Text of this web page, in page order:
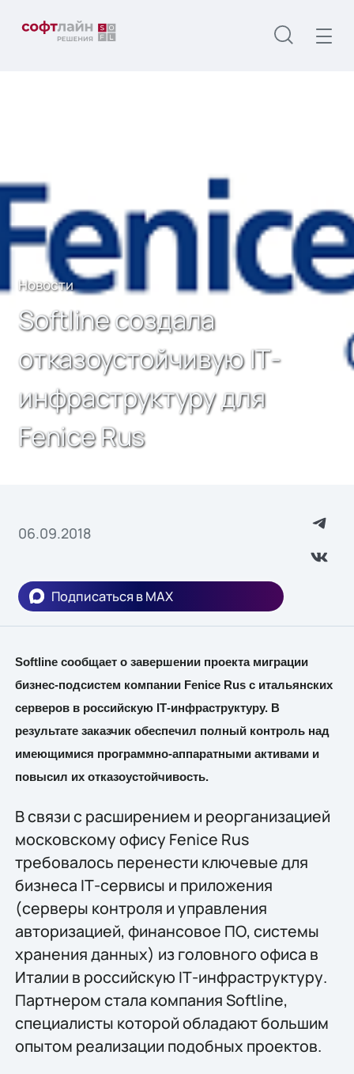
Новости
Softline создала
отказоустойчивую IТ-
инфраструктуру для
Fenice Rus
06.09.2018
Подписаться в MAX
Softlineсообщает о завершении проекта миграции
бизнес-подсистем компании Fenice Rus с итальянских
серверов в российскую IТ-инфраструктуру. В
результате заказчик обеспечил полный контроль над
имеющимися программно-аппаратными активами и
повысил их отказоустойчивость.
В связи с расширением и реорганизацией
московскому офису Fenice Rus
требовалось перенести ключевые для
бизнеса IТ-сервисы и приложения
(серверы контроля и управления
авторизацией, финансовое ПО, системы
хранения данных) из головного офиса в
Италии в российскую IТ-инфраструктуру.
Партнером стала компания Softline,
специалисты которой обладают большим
опытом реализации подобных проектов.